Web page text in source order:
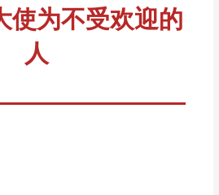
使为不受欢迎的
人